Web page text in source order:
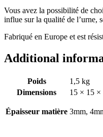
Vous avez la possibilité de
influe sur la qualité de l’urne,
Fabriqué en Europe et est
Additional
Poids
1,5 kg
Dimensions
15 × 15 ×
Épaisseur matière 3mm,